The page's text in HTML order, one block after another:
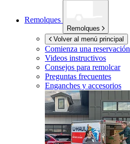
Remolques
Remolques
Volver al menú principal
Comienza una reservación
Videos instructivos
Consejos para remolcar
Preguntas frecuentes
Enganches y accesorios